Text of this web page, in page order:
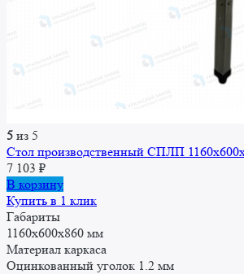
5 из 5
Стол производственный СПЛП
7 103 ₽
В корзину
Купить в 1 клик
Габариты
1160x600x860 мм
Материал каркаса
Оцинкованный уголок 1.2 мм